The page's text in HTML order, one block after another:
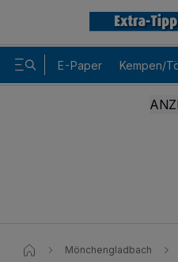
E-Paper Kempen/
Mönchengladbach